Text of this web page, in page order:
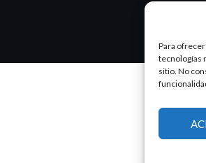
Para
tecnologías
sitio. No